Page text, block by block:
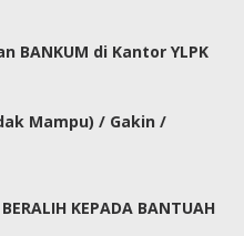
BANKUM di Kantor YLPK
Mampu) / Gakin /
KEPADA BANTUAH